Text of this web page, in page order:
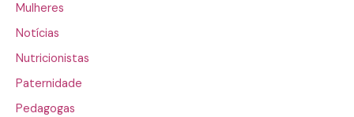
Mulheres
Notícias
Nutricionistas
Paternidade
Pedagogas